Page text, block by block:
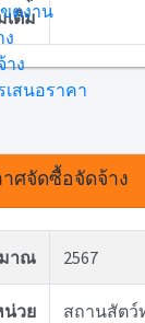
เติม
าศจัดซื้อจัดจ้าง
าณ 2567
วย
สถานสัตว์
ตงาน
าง
สนอราคา